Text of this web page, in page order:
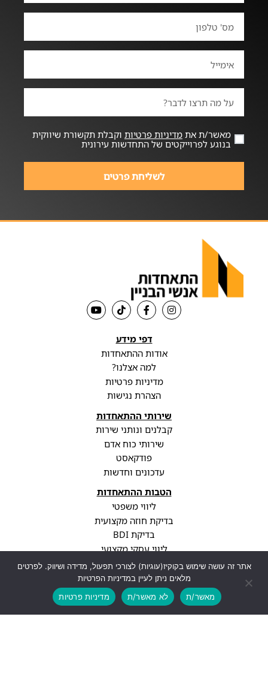
מאשר/ת את מדיניות פרטיות וקבלת תקשורת שיווקית
בנוגע לפרוייקטים של התחדשות עירונית
לשליחת פרטים
דפי מידע
אודות ההתאחדות
למה אצלנו?
מדיניות פרטיות
הצהרת נגישות
שירותי ההתאחדות
קבלנים ונותני שירות
שירותי כוח אדם
פודקאסט
עדכונים וחדשות
הטבות ההתאחדות
ליווי משפטי
בדיקת חוזה מקצועית
בדיקת BDI
ליווי עסקי מקצועי
סיווג קבלני
עדכוני רגולציה
פרופיל חברה
אתר זה עושה שימוש בקוקיז(עוגיות) לצורכי תפעול, מדידה ושיווק. לפרטים
מלאים ניתן לעיין במדיניות הפרטיות
מאשר/ת
לא מאשר/ת מדיניות פרטיות